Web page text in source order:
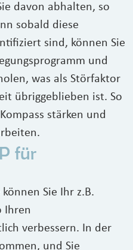
davon abhalten, so
sobald diese
sind, können Sie
und
was als Störfaktor
übriggeblieben ist. So
stärken und
für
Sie Ihr z.B.
Ihren
verbessern. In der
und Sie